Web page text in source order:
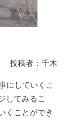
投稿者：千木
にしていくこ
してみるこ
くことができ